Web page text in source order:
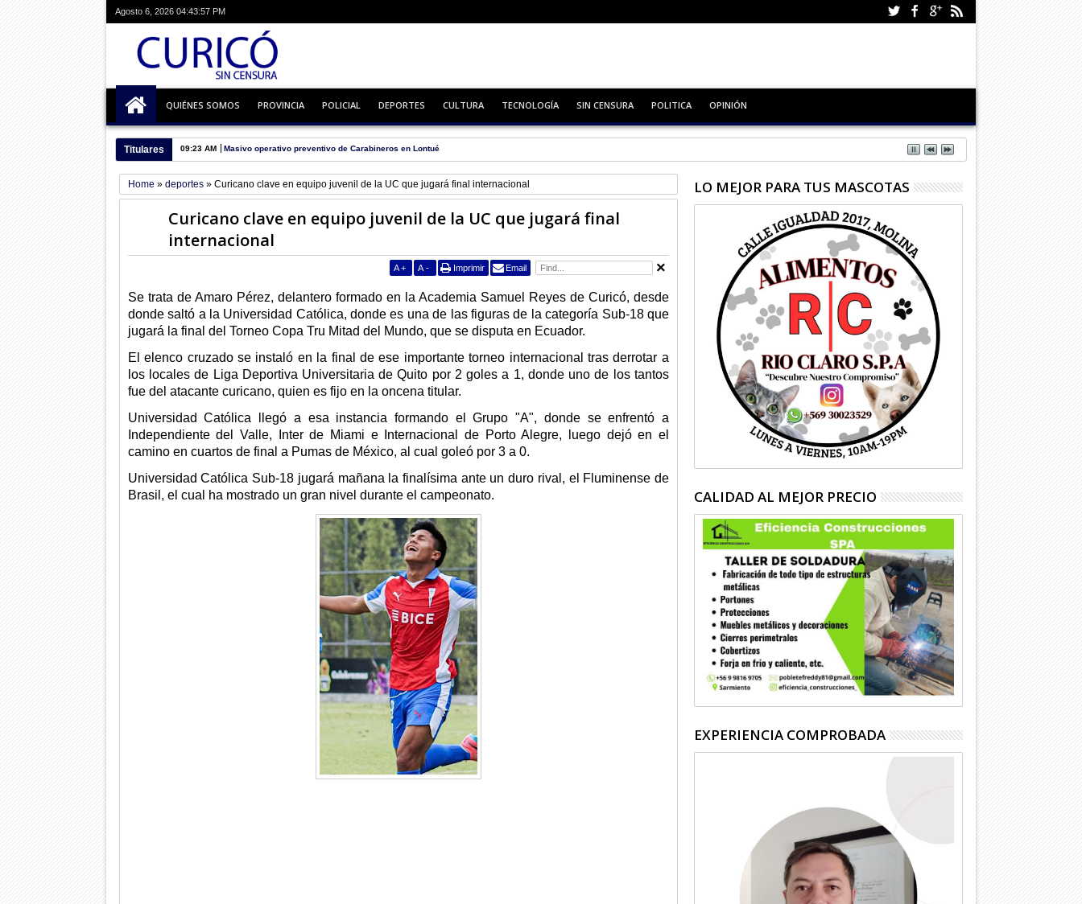
Agosto 6, 2026 04:43:58 PM
QUIÉNES SOMOS PROVINCIA POLICIAL DEPORTES CULTURA TECNOLOGÍA SIN CENSURA POLITICA OPINIÓN
Titulares 09:23 AM Masivo operativo preventivo de Carabineros en Lontué
Home » deportes» Curicano clave en equipo juvenil de la UC que jugará final internacional
Curicano clave en equipo juvenil de la UC que jugará final
internacional
A + A - Imprimir Email
Se trata de Amaro Pérez, delantero formado en la Academia Samuel Reyes de Curicó, desde
donde saltó a la Universidad Católica, donde es una de las figuras de la categoría Sub-18 que
jugará la final del Torneo Copa Tru Mitad del Mundo, que se disputa en Ecuador.
El elenco cruzado se instaló en la final de ese importante torneo internacional tras derrotar a
los locales de Liga Deportiva Universitaria de Quito por 2 goles a 1, donde uno de los tantos
fue del atacante curicano, quien es fijo en la oncena titular.
Universidad Católica llegó a esa instancia formando el Grupo "A", donde se enfrentó a
Independiente del Valle, Inter de Miami e Internacional de Porto Alegre, luego dejó en el
camino en cuartos de final a Pumas de México, al cual goleó por 3 a 0.
Universidad Católica Sub-18 jugará mañana la finalísima ante un duro rival, el Fluminense de
Brasil, el cual ha mostrado un gran nivel durante el campeonato.
LO MEJOR PARA TUS MASCOTAS
CALIDAD AL MEJOR PRECIO
EXPERIENCIA COMPROBADA